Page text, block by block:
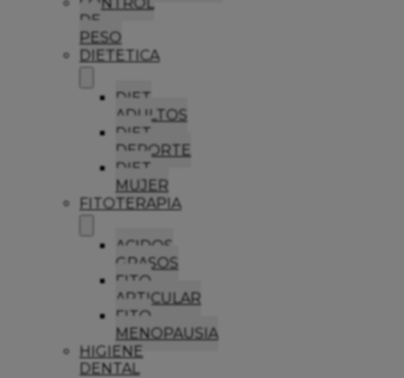
DE
PESO
DIETETICA
DIET
ADULTOS
DIET
DEPORTE
DIET
MUJER
FITOTERAPIA
ACIDOS
GRASOS
FITO
ARTICULAR
FITO
MENOPAUSIA
HIGIENE
DENTAL